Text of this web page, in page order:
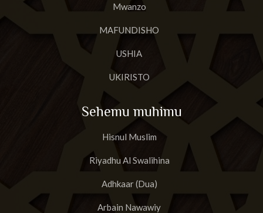
Mwanzo
MAFUNDISHO
USHIA
UKIRISTO
Sehemu muhimu
Hisnul Muslim
Riyadhu Al Swalihina
Adhkaar (Dua)
Arbain Nawawiy